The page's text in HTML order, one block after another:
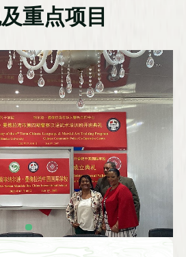
重点项目